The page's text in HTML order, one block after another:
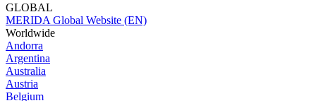
GLOBAL
MERIDA Global Website (EN)
Worldwide
Andorra
Argentina
Australia
Austria
Belgium